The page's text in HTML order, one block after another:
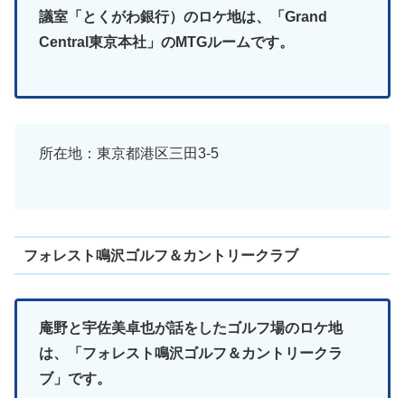
議室「とくがわ銀行）のロケ地は、「Grand
Central東京本社」のMTGルームです。
所在地：東京都港区三田3-5
フォレスト鳴沢ゴルフ＆カントリークラブ
庵野と宇佐美卓也が話をしたゴルフ場のロケ地
は、「フォレスト鳴沢ゴルフ＆カントリークラ
ブ」です。